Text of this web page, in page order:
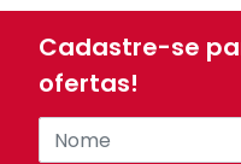
Cadastre-se
ofertas!